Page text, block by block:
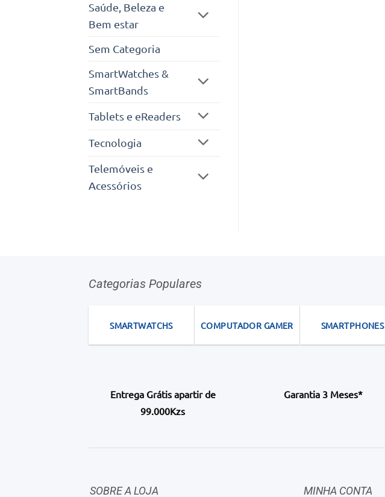
Saúde, Beleza e
Bem estar
Sem Categoria
SmartWatches &
SmartBands
Tablets e eReaders
Tecnologia
Telemóveis e
Acessórios
Categorias Populares
SMARTWATCHS COMPUTADOR GAMER SMARTPHONES
Entrega Grátis apartir de
99.000Kzs
Garantia 3 Meses*
SOBRE A LOJA MINHA CONTA